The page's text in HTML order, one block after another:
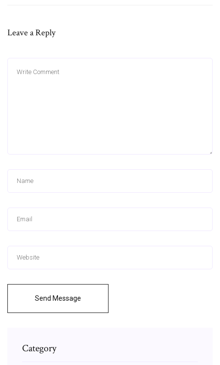
Leave a Reply
Send Message
Category